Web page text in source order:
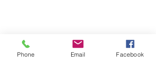
Phone Email Facebook